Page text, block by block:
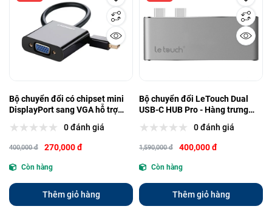
Bộ chuyển đổi có chipset mini
DisplayPort sang VGA hỗ trợ
0 đánh giá
400,000 đ 270,000 đ
Còn hàng
Thêm giỏ hàng
Bộ chuyển đổi LeTouch Dual
USB-C HUB Pro - Hàng trưng
0 đánh giá
1,590,000 đ 400,000 đ
Còn hàng
Thêm giỏ hàng